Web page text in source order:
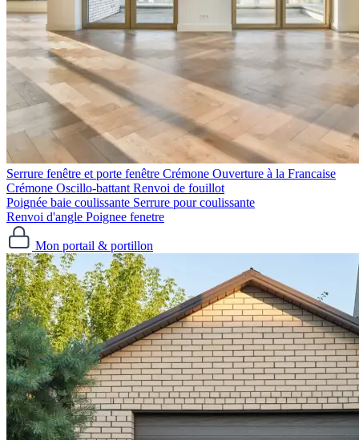
Serrure fenêtre et porte fenêtre
Crémone Ouverture à la Francaise
Crémone Oscillo-battant Renvoi de fouillot
Poignée baie coulissante Serrure pour coulissante
Renvoi d'angle Poignee fenetre
Mon portail & portillon